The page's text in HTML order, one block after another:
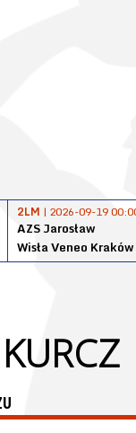
2LM | 2026-09-19
AZS Jarosław
Wisła Veneo Kraków